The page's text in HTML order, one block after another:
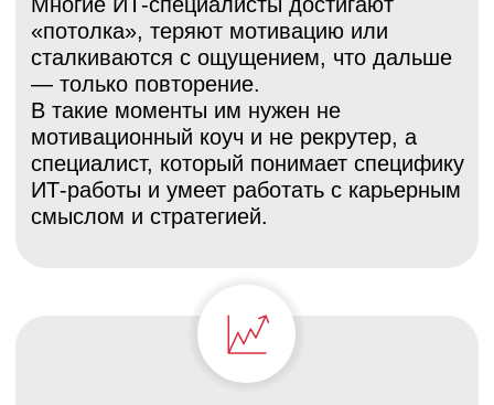
Карьерным консультантам
Вы уже работаете с поиском работы и
карьерными переходами, но регулярно
сталкиваетесь с ИТ-клиентами, запросы
которых требуют понимания ролей,
грейдов и логики индустрии.
Курс поможет вам уверенно работать с
ИТ-специалистами, говорить с ними на
освоите ИТ-контекст именно с точки
зрения карьерных решений клиентов.